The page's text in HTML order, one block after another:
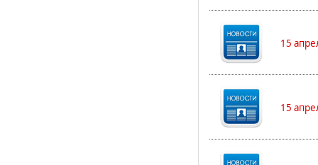
15
15